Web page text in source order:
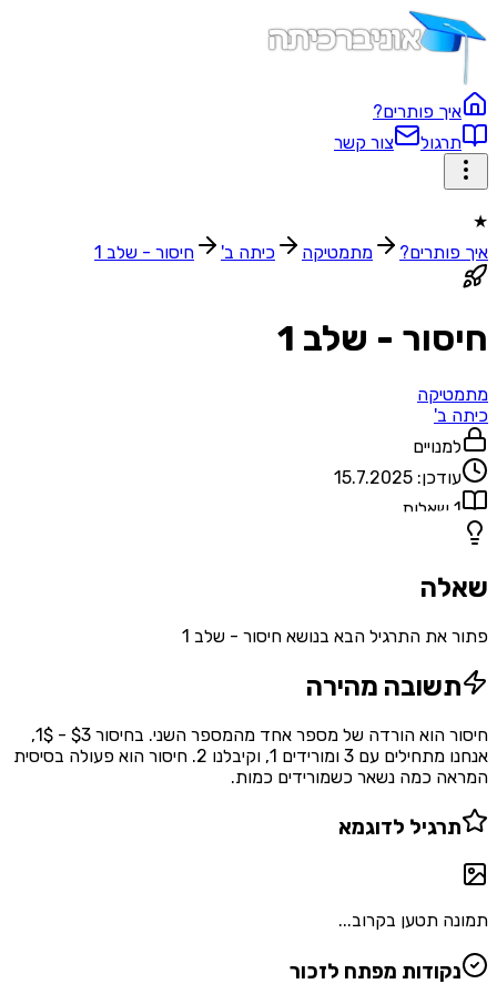
איך פותרים?
תרגול
צור קשר
★
איך פותרים?
מתמטיקה כיתה ב' חיסור - שלב 1
חיסור - שלב 1
מתמטיקה
כיתה ב'
למנויים
עודכן: 15.7.2025
1 שאלות
שאלה
פתור את התרגיל הבא בנושא חיסור - שלב 1
תשובה מהירה
חיסור הוא הורדה של מספר אחד מהמספר השני. בחיסור $3 - 1$,
אנחנו מתחילים עם 3 ומורידים 1, וקיבלנו 2. חיסור הוא פעולה בסיסית
המראה כמה נשאר כשמורידים כמות.
תרגיל לדוגמא
תמונה תטען בקרוב...
נקודות מפתח לזכור